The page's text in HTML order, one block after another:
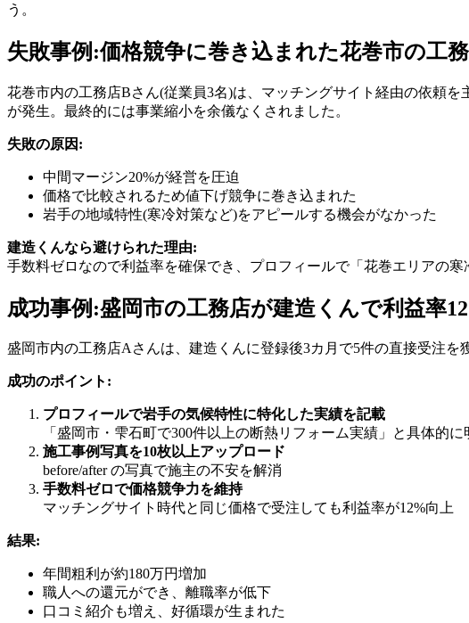
う。
失敗事例:価格競争に巻き込まれた花巻市の工
花巻市内の工務店Bさん(従業員3名)は、マッチングサイト経由の依頼
が発生。最終的には事業縮小を余儀なくされました。
失敗の原因:
中間マージン20%が経営を圧迫
価格で比較されるため値下げ競争に巻き込まれた
岩手の地域特性(寒冷対策など)をアピールする機会がなかった
建造くんなら避けられた理由:
手数料ゼロなので利益率を確保でき、プロフィールで「花巻エリアの
成功事例:盛岡市の工務店が建造くんで利益率
盛岡市内の工務店Aさんは、建造くんに登録後3カ月で5件の直接受注を
成功のポイント:
プロフィールで岩手の気候特性に特化した実績を記載
「盛岡市・雫石町で300件以上の断熱リフォーム実績」と具体的に
施工事例写真を10枚以上アップロード
before/after の写真で施主の不安を解消
手数料ゼロで価格競争力を維持
マッチングサイト時代と同じ価格で受注しても利益率が12%向上
結果:
年間粗利が約180万円増加
職人への還元ができ、離職率が低下
口コミ紹介も増え、好循環が生まれた